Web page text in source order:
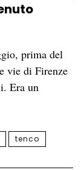
prima del
vie di Firenze
Era un
tenco